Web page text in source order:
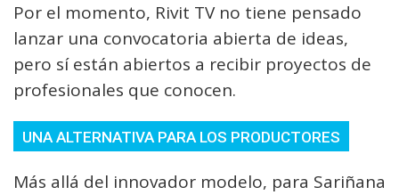
Por el momento, Rivit TV no tiene pensado
lanzar una convocatoria abierta de ideas,
pero sí están abiertos a recibir proyectos de
profesionales que conocen.
UNA ALTERNATIVA PARA LOS PRODUCTORES
Más allá del innovador modelo, para Sariñana